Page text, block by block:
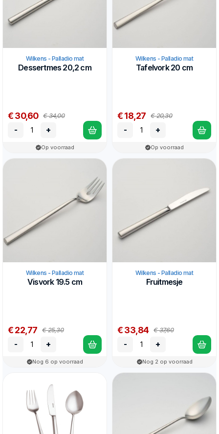
Wilkens - Palladio mat
Dessertmes 20,2 cm
€ 30,60 € 34,00
- +
Op voorraad
Wilkens - Palladio mat
Tafelvork 20 cm
€ 18,27 € 20,30
- +
Op voorraad
Wilkens - Palladio mat
Visvork 19.5 cm
€ 22,77 € 25,30
- +
Nog 6 op voorraad
Wilkens - Palladio mat
Fruitmesje
€ 33,84 € 37,60
- +
Nog 2 op voorraad